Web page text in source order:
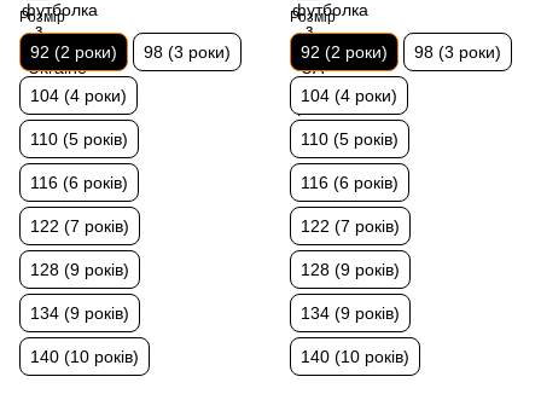
Розмір
92 (2 роки) 98 (3 роки)
104 (4 роки)
110 (5 років)
116 (6 років)
122 (7 років)
128 (9 років)
134 (9 років)
140 (10 років)
Розмір
92 (2 роки) 98 (3 роки)
104 (4 роки)
110 (5 років)
116 (6 років)
122 (7 років)
128 (9 років)
134 (9 років)
140 (10 років)